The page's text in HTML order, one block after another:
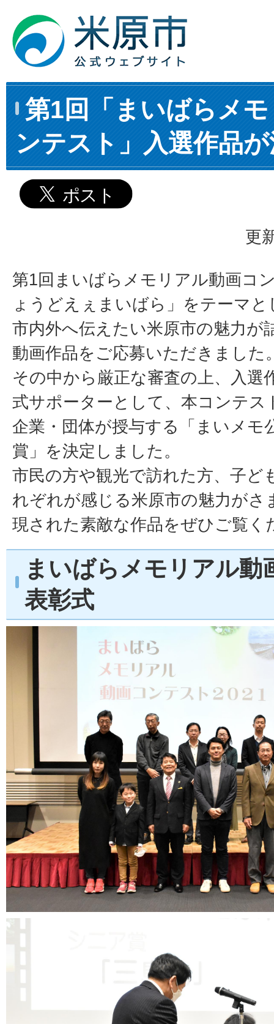
第1回「まいばらメ
ンテスト」入選作品
更
第1回まいばらメモリアル動画コ
ょうどえぇまいばら」をテーマ
市内外へ伝えたい米原市の魅力が
動画作品をご応募いただきました
その中から厳正な審査の上、入選
式サポーターとして、本コンテス
企業・団体が授与する「まいメモ
賞」を決定しました。
市民の方や観光で訪れた方、子ど
れぞれが感じる米原市の魅力がさ
現された素敵な作品をぜひご覧く
まいばらメモリアル動
表彰式